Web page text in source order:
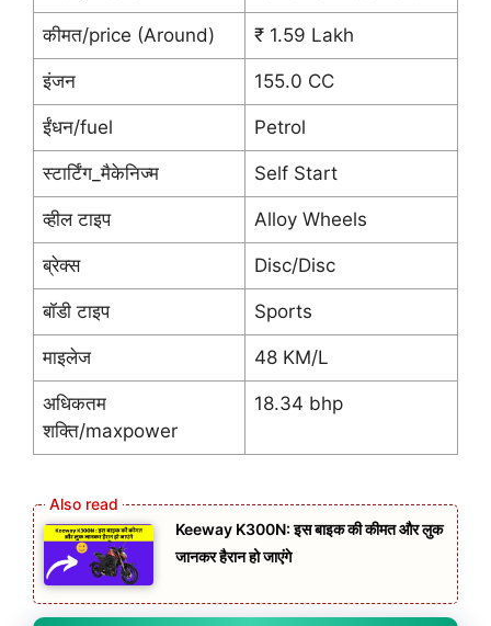
कीमत/price (Around) ₹ 1.59 Lakh
इंजन 155.0 CC
ईंधन/fuel Petrol
स्टार्टिंग_मैकेनिज्म Self Start
व्हील टाइप Alloy Wheels
ब्रेक्स Disc/Disc
बॉडी टाइप Sports
माइलेज 48 KM/L
अधिकतम
शक्ति/maxpower
18.34 bhp
Keeway K300N: इस बाइक की कीमत और लुक
जानकर हैरान हो जाएंगे